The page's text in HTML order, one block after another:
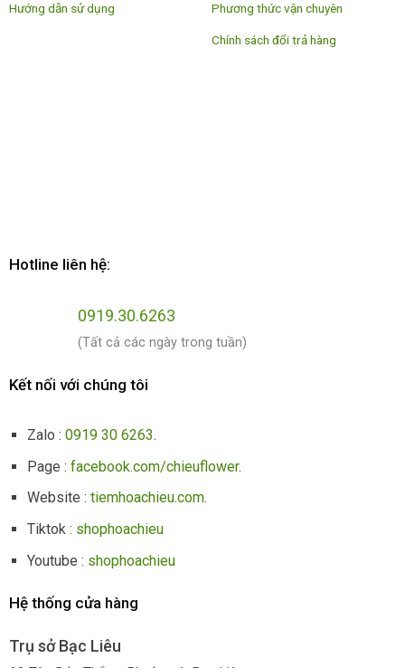
Hướng dẫn sử dụng Phương thức vận chuyên
Chính sách đổi trả hàng
Hotline liên hệ:
0919.30.6263
(Tất cả các ngày trong tuần)
Kết nối với chúng tôi
Zalo :0919 30 6263.
Page :facebook.com/chieuflower.
Website :tiemhoachieu.com.
Tiktok : shophoachieu
Youtube : shophoachieu
Hệ thống cửa hàng
Trụ sở Bạc Liêu